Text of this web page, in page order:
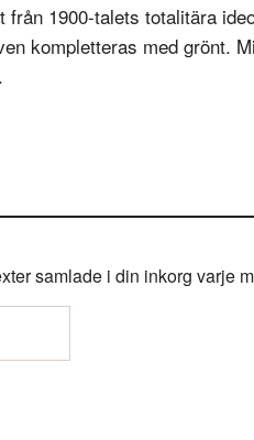
från 1900-talets totalitära
kompletteras med grönt.
samlade i din inkorg varje